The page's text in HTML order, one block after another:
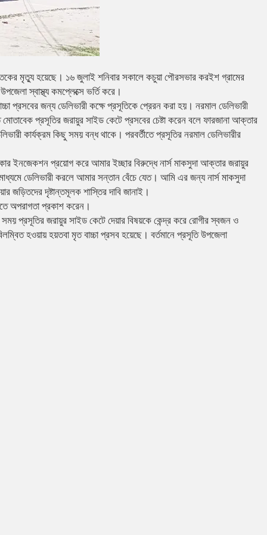
মৃত্যু হয়েছে। ১৬ জুলাই শনিবার সকালে কচুয়া পৌরসভার করইশ গ্রামের
স্বাস্থ্য কমপ্লেক্সে ভর্তি করে।
প্রসবের জন্য ডেলিভারী কক্ষে প্রসূতিকে প্রেরন করা হয়। নরমাল ডেলিভারী
প্রসূতির জরায়ুর সাইড কেটে প্রসবের চেষ্টা করেন বলে ফারজানা আক্তার
কার্যক্রম কিছু সময় বন্ধ থাকে। পরবর্তীতে প্রসূতির নরমাল ডেলিভারীর
ইনজেকশন প্রয়োগ করে আমার ইচ্ছার বিরুদ্ধে নার্স মাকসুদা আক্তার জরায়ুর
ডেলিভারী করলে আমার সন্তান বেঁচে যেত। আমি এর জন্য নার্স মাকসুদা
জড়িতদের দৃষ্টান্তমূলক শাস্তির দাবি জানাই।
অপরাগতা প্রকাশ করেন।
সময় প্রসূতির জরায়ুর সাইড কেটে দেয়ার বিষয়কে কেন্দ্র করে রোগীর স্বজন ও
হওয়ায় হয়তবা মৃত বাচ্চা প্রসব হয়েছে। বর্তমানে প্রসূতি উপজেলা